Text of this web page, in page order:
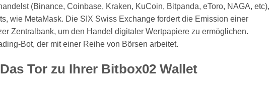
(Binance, Coinbase, Kraken, KuCoin, Bitpanda, eToro, NAGA, etc),
wie MetaMask. Die SIX Swiss Exchange fordert die Emission einer
Zentralbank, um den Handel digitaler Wertpapiere zu ermöglichen.
Bot, der mit einer Reihe von Börsen arbeitet.
Tor zu Ihrer Bitbox02 Wallet